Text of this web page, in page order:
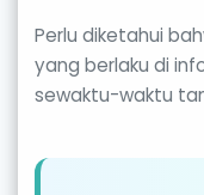
Perlu diketahui
yang berlaku di
sewaktu-waktu